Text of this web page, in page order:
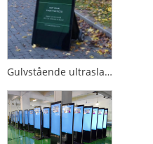
Gulvstående ultraslank dobbeltsidet digital skiltning